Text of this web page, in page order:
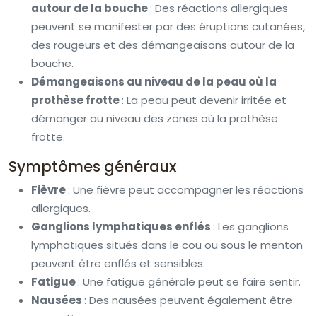
autour de la bouche: Des réactions allergiques
peuvent se manifester par des éruptions cutanées,
des rougeurs et des démangeaisons autour de la
bouche.
Démangeaisons au niveau de la peau où la
prothèse frotte: La peau peut devenir irritée et
démanger au niveau des zones où la prothèse
frotte.
Symptômes généraux
Fièvre: Une fièvre peut accompagner les réactions
allergiques.
Ganglions lymphatiques enflés : Les ganglions
lymphatiques situés dans le cou ou sous le menton
peuvent être enflés et sensibles.
Fatigue: Une fatigue générale peut se faire sentir.
Nausées : Des nausées peuvent également être